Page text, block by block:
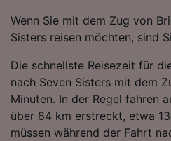
Wenn Sie mit dem Zug von
Sisters reisen möchten, sind
Die schnellste Reisezeit für
nach Seven Sisters mit dem
Minuten. In der Regel fahren
über 84 km erstreckt, etwa
müssen während der Fahrt